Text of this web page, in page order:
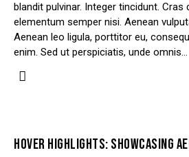
blandit pulvinar. Integer tincidunt. Cras
elementum semper nisi. Aenean
Aenean leo ligula, porttitor eu,
enim. Sed ut perspiciatis, unde omnis…
HOVER HIGHLIGHTS: SHOWCASING